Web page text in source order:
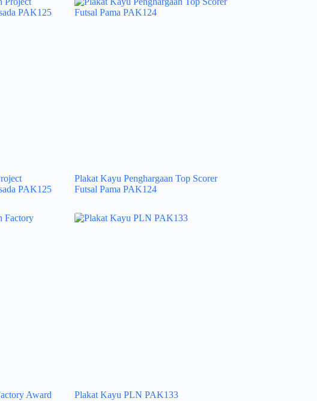
PAK125
Plakat Kayu Penghargaan Top Scorer
Futsal Pama PAK124
Award
Plakat Kayu PLN PAK133